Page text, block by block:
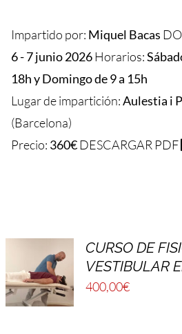
Impartido por: Miquel Bacas
6 - 7 junio 2026Horarios:
18h y Domingo de 9 a 15h
Lugar de impartición:Aulestia i
(Barcelona)
Precio: 360€DESCARGAR PDF
CURSO DE
VESTIBULAR
400,00€